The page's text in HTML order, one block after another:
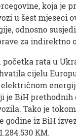
koja je
u šest mjeseci
odnosno
za indirektno
početka rata u
cijelu
električnom
je BiH prethodnih
Tako je
godine iz BiH
KM.